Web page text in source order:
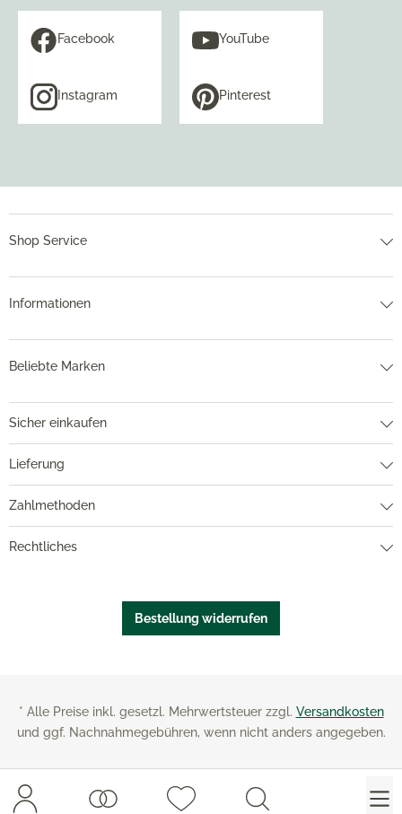
Facebook YouTube
Instagram Pinterest
Shop Service
Informationen
Beliebte Marken
Sicher einkaufen
Lieferung
Zahlmethoden
Rechtliches
Bestellung widerrufen
* Alle Preise inkl. gesetzl. Mehrwertsteuer zzgl. Versandkosten
und ggf. Nachnahmegebühren, wenn nicht anders angegeben.